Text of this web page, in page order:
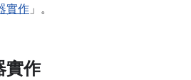
實作」。
實作